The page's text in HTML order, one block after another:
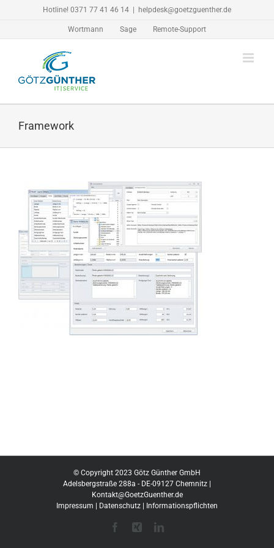
Hotline! 0371 77 41 46 14 helpdesk@goetzguenther.de
Wortmann Sage Remote-Support
Framework
© Copyright 2023 Götz Günther GmbH
Adelsbergstraße 288a - DE-09127 Chemnitz |
Kontakt@GoetzGuenther.de
Impressum
Datenschutz Informationspflichten
Facebook
Xing LinkedIn